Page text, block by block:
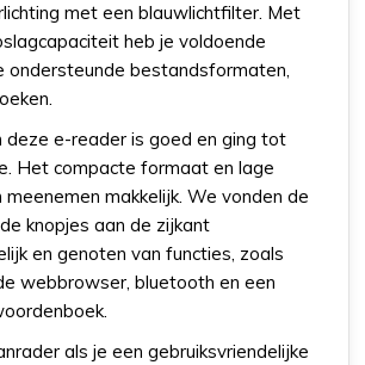
met een blauwlichtfilter. Met
heb je voldoende
ondersteunde bestandsformaten,
e-reader is goed en ging tot
Het compacte formaat en lage
makkelijk. We vonden de
knopjes aan de zijkant
en genoten van functies, zoals
webbrowser, bluetooth en een
als je een gebruiksvriendelijke